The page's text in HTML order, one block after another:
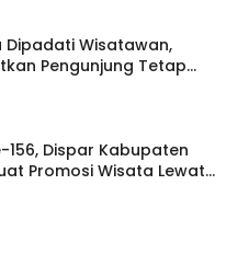
Dipadati Wisatawan,
Pengunjung Tetap
156, Dispar Kabupaten
Promosi Wisata Lewat